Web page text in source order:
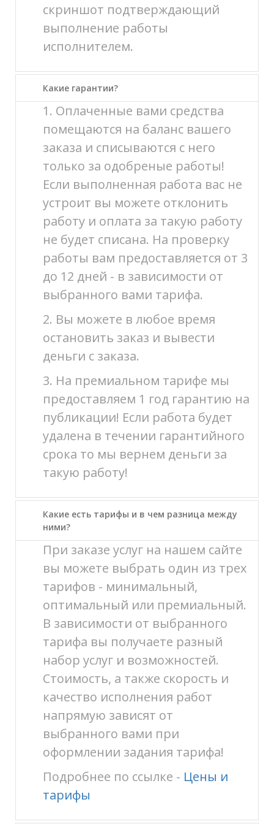
скриншот подтверждающий
выполнение работы
исполнителем.
Какие гарантии?
1. Оплаченные вами средства
помещаются на баланс вашего
заказа и списываются с него
только за одобреные работы!
Если выполненная работа вас не
устроит вы можете отклонить
работу и оплата за такую работу
не будет списана. На проверку
работы вам предоставляется от 3
до 12 дней - в зависимости от
выбранного вами тарифа.
2. Вы можете в любое время
остановить заказ и вывести
деньги с заказа.
3. На премиальном тарифе мы
предоставляем 1 год гарантию на
публикации! Если работа будет
удалена в течении гарантийного
срока то мы вернем деньги за
такую работу!
Какие есть тарифы и в чем разница между
ними?
При заказе услуг на нашем сайте
вы можете выбрать один из трех
тарифов - минимальный,
оптимальный или премиальный.
В зависимости от выбранного
тарифа вы получаете разный
набор услуг и возможностей.
Стоимость, а также скорость и
качество исполнения работ
напрямую зависят от
выбранного вами при
оформлении задания тарифа!
Подробнее по ссылке - Цены и
тарифы